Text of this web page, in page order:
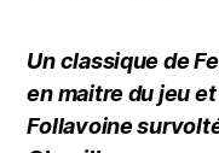
Un classique de
en maitre du jeu
Follavoine